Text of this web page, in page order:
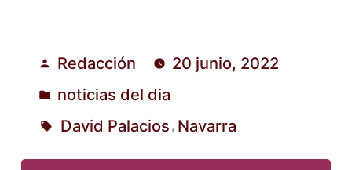
Publicado
por
Redacción 20 junio, 2022
Publicado
en
noticias del dia
David Palacios , Navarra